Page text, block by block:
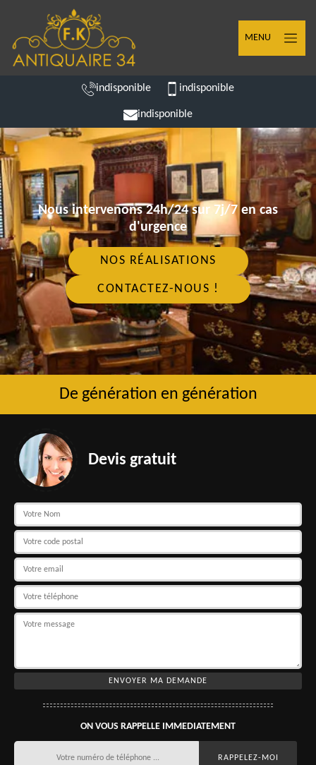
MENU
indisponible indisponible
indisponible
Nous intervenons 24h/24 sur 7j/7 en cas
d'urgence
NOS RÉALISATIONS
CONTACTEZ-NOUS !
De génération en génération
Devis gratuit
ON VOUS RAPPELLE IMMEDIATEMENT